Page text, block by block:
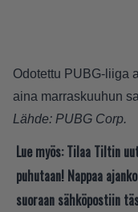
Odotettu PUBG-liiga
aina marraskuuhun
Lähde: PUBG Corp.
Lue myös: Tilaa Tiltin
puhutaan! Nappaa
suoraan sähköpostiin